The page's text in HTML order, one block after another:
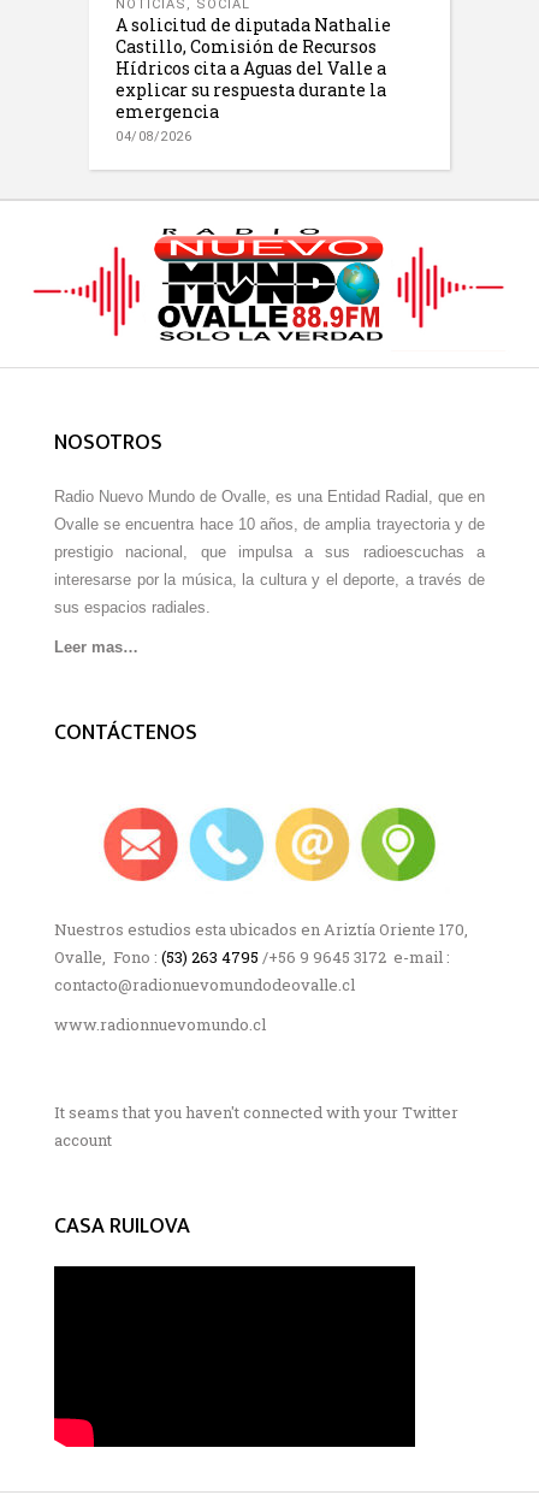
NOTICIAS , SOCIAL
A solicitud de diputada Nathalie
Castillo, Comisión de Recursos
Hídricos cita a Aguas del Valle a
explicar su respuesta durante la
emergencia
04/08/2026
NOSOTROS
Radio Nuevo Mundo de Ovalle, es una Entidad Radial, que en
Ovalle se encuentra hace 10 años, de amplia trayectoria y de
prestigio nacional, que impulsa a sus radioescuchas a
interesarse por la música, la cultura y el deporte, a través de
sus espacios radiales.
Leer mas…
CONTÁCTENOS
Nuestros estudios esta ubicados en Ariztía Oriente 170,
Ovalle, Fono : (53) 263 4795 /+56 9 9645 3172 e-mail :
contacto@radionuevomundodeovalle.cl
www.radionnuevomundo.cl
It seams that you haven't connected with your Twitter
account
CASA RUILOVA